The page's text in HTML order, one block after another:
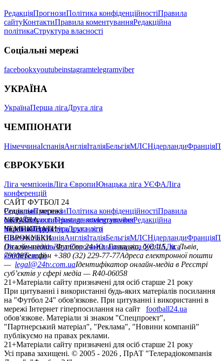
РедакціяПрогнозиПолітика конфіденційностіПравила
сайтуКонтактиПравила коментуванняРедакційна
політикаСтруктура власності
Соціальні мережі
facebookxyoutubeinstagramtelegramviber
УКРАЇНА
УкраїнаПерша лігаДруга ліга
ЧЕМПІОНАТИ
НімеччинаІспаніяАнгліяІталіяБельгіяМЛСНідерландиФранція
ЄВРОКУБКИ
Ліга чемпіонівЛіга ЄвропиЮнацька ліга УЄФАЛіга
конференцій
САЙТ ФУТБОЛ 24
РедакціяПрогнозиПолітика конфіденційностіПравила
сайтуКонтактиПравила коментуванняРедакційна
політикаСтруктура власності
Соціальні мережі
facebookxyoutubeinstagramtelegramviber
УКРАЇНА
УкраїнаПерша лігаДруга ліга
ЧЕМПІОНАТИ
НімеччинаІспаніяАнгліяІталіяБельгіяМЛСНідерландиФранція
ЄВРОКУБКИ
Ліга чемпіонівЛіга ЄвропиЮнацька ліга УЄФАЛіга
конференцій
Онлайн-медіа «Футбол 24»пл. Галицька, буд. 15, м. Львів,
79008Телефон +380 (32) 229-77-77Адреса електронної пошти
— legal@24tv.com.uaІдентифікатор онлайн-медіа в Реєстрі
суб’єктів у сфері медіа — R40-06058
21+Матеріали сайту призначені для осіб старше 21 року
При цитуванні і використанні будь-яких матеріалів посилання
на "Футбол 24" обов'язкове. При цитуванні і використанні в
мережі Інтернет гіперпосилання на сайт
football24.ua
обов'язкове. Матеріали зі знаком "Спецпроект",
"Партнерський матеріал", "Реклама", "Новини компаній"
публікуємо на правах реклами.
21+Матеріали сайту призначені для осіб старше 21 року
Усi права захищенi. © 2005 - 2026 , ПрАТ "Телерадіокомпанія